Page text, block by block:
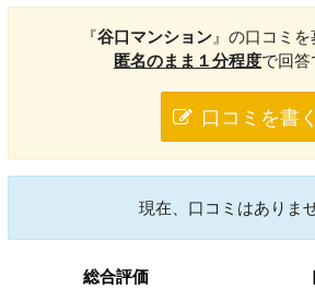
『谷口マンション』の口コミを
匿名のまま１分程度で回
口コミを書く
現在、口コミはありませ
総合評価